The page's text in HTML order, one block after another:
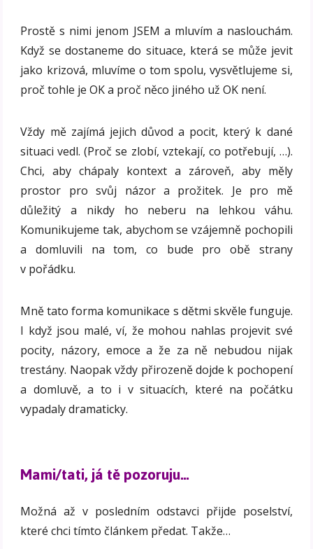
Prostě s nimi jenom JSEM a mluvím a naslouchám.
Když se dostaneme do situace, která se může jevit
jako krizová, mluvíme o tom spolu, vysvětlujeme si,
proč tohle je OK a proč něco jiného už OK není.
Vždy mě zajímá jejich důvod a pocit, který k dané
situaci vedl. (Proč se zlobí, vztekají, co potřebují, …).
Chci, aby chápaly kontext a zároveň, aby měly
prostor pro svůj názor a prožitek. Je pro mě
důležitý a nikdy ho neberu na lehkou váhu.
Komunikujeme tak, abychom se vzájemně pochopili
a domluvili na tom, co bude pro obě strany
v pořádku.
Mně tato forma komunikace s dětmi skvěle funguje.
I když jsou malé, ví, že mohou nahlas projevit své
pocity, názory, emoce a že za ně nebudou nijak
trestány. Naopak vždy přirozeně dojde k pochopení
a domluvě, a to i v situacích, které na počátku
vypadaly dramaticky.
Mami/tati, já tě pozoruju…
Možná až v posledním odstavci přijde poselství,
které chci tímto článkem předat. Takže…